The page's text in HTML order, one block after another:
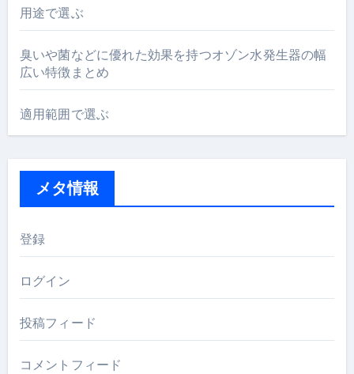
用途で選ぶ
臭いや菌などに優れた効果を持つオゾン水発生器の幅
広い特徴まとめ
適用範囲で選ぶ
メタ情報
登録
ログイン
投稿フィード
コメントフィード